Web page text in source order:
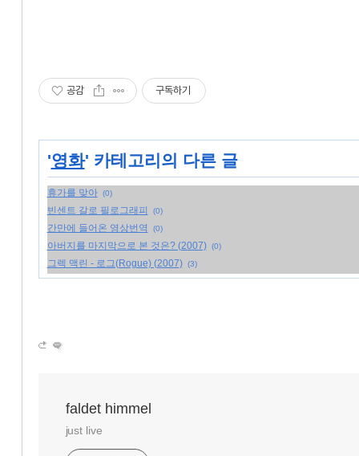
공감 구독하기
'영화' 카테고리의 다른 글
휴가를 맞아 (0)
빈센트 갈로 필로그래피 (0)
간만에 들어온 영상번역 (0)
아버지를 마지막으로 본 것은? (2007) (0)
그렉 맥린 - 로그(Rogue) (2007) (3)
faldet himmel
just live